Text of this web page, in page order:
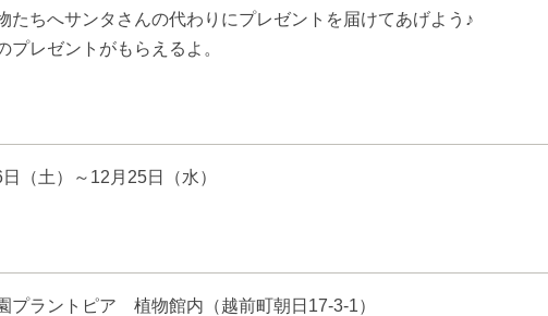
たちへサンタさんの代わりにプレゼントを届けてあげよう♪
プレゼントがもらえるよ。
（土）～12月25日（水）
プラントピア 植物館内（越前町朝日17-3-1）